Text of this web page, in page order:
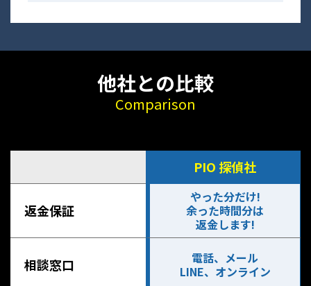
他社との比較
Comparison
PIO 探偵社
返金保証
やった分だけ!
余った時間分は
返金します!
相談窓口
電話、メール
LINE、オンライン